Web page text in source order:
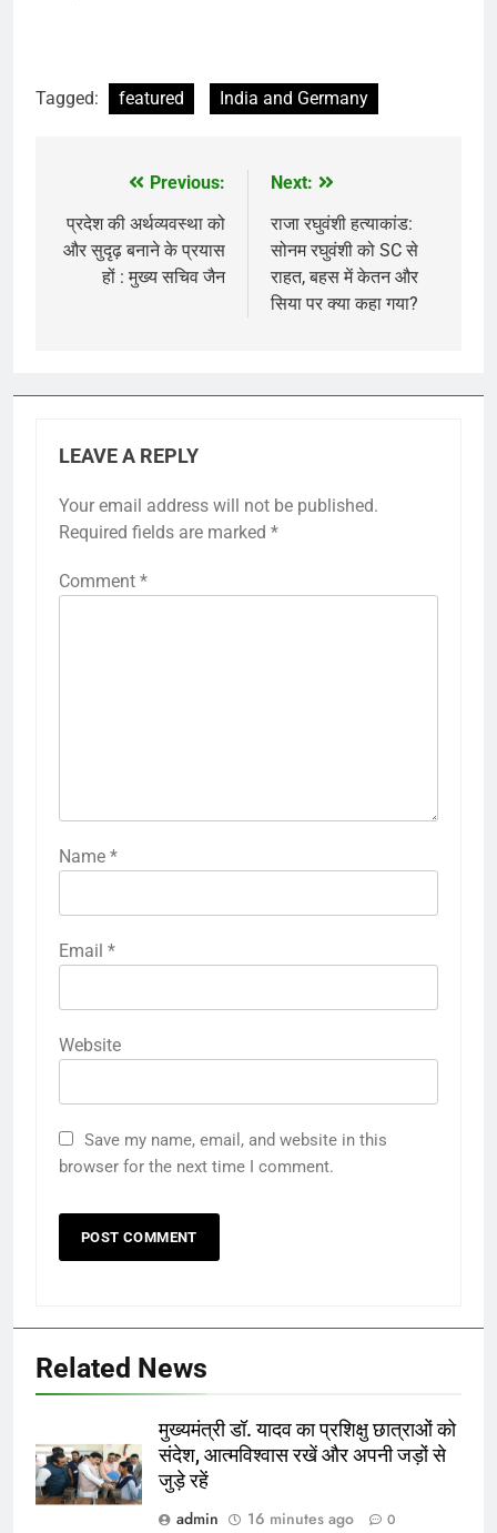
Tagged: featured India and Germany
navigation
Previous:
प्रदेश की अर्थव्यवस्था को
और सुदृढ़ बनाने के प्रयास
हों : मुख्य सचिव जैन
Next:
राजा रघुवंशी हत्याकांड:
सोनम रघुवंशी को SC से
राहत, बहस में केतन और
सिया पर क्या कहा गया?
LEAVE A REPLY
Your email address will not be published.
Required fields are marked *
Comment *
Name *
Email *
Website
Save my name, email, and website in this
browser for the next time I comment.
Related News
मुख्यमंत्री डॉ. यादव का प्रशिक्षु छात्राओं को
संदेश, आत्मविश्वास रखें और अपनी जड़ों से
जुड़े रहें
admin
16 minutes ago 0